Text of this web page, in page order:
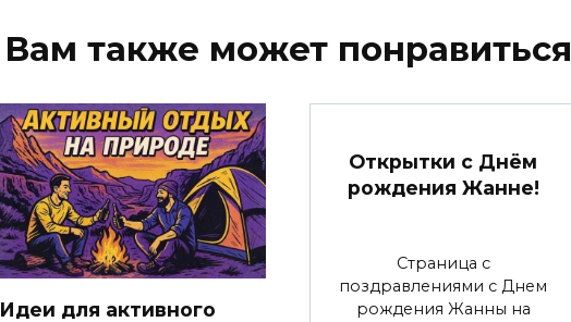
Вам также может понравиться
Идеи для активного
Открытки с Днём
рождения Жанне!
Страница с
поздравлениями с Днем
рождения Жанны на